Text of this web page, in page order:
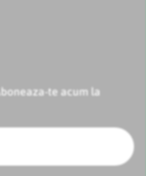
te acum la